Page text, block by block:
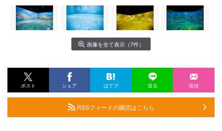
画像を全て表示（7件）
ポスト シェア はてブ 送る 送信
RSSフィードの購読はこちら